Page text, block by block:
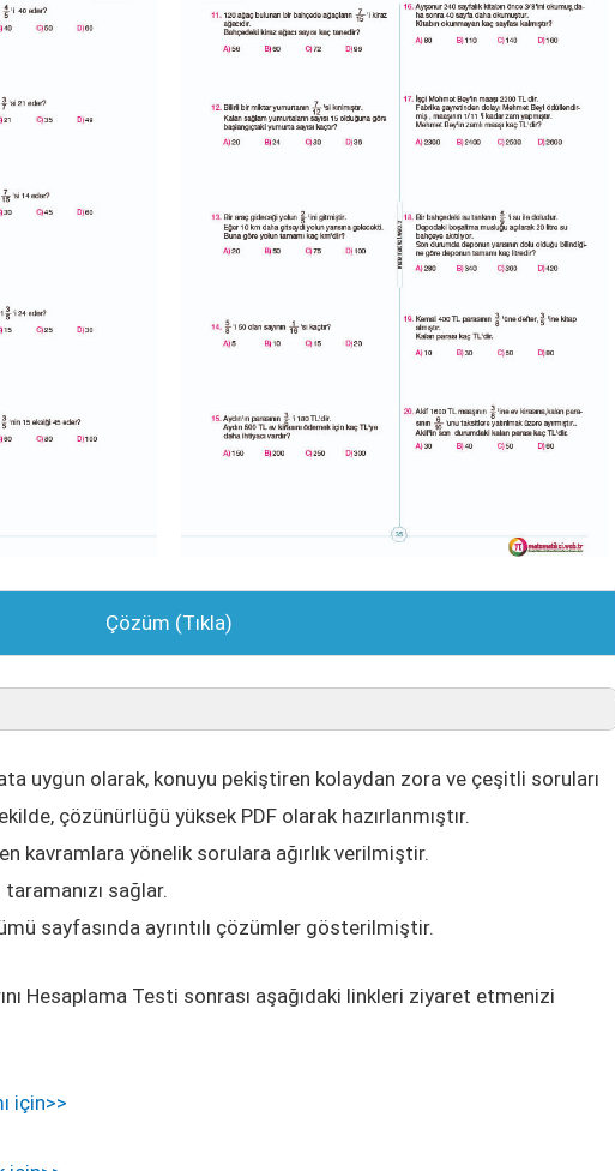
Çözüm (Tıkla)
uygun olarak, konuyu pekiştiren kolaydan zora ve çeşitli soruları
çözünürlüğü yüksek PDF olarak hazırlanmıştır.
kavramlara yönelik sorulara ağırlık verilmiştir.
sağlar.
sayfasında ayrıntılı çözümler gösterilmiştir.
Hesaplama Testi sonrası aşağıdaki linkleri ziyaret etmenizi
için>>